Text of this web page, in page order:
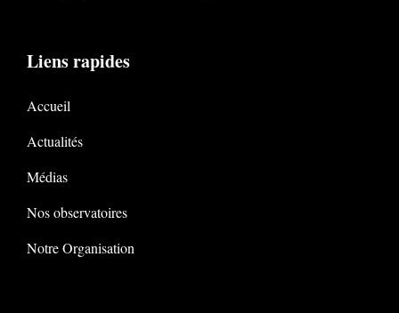
Liens rapides
Accueil
Actualités
Médias
Nos observatoires
Notre Organisation